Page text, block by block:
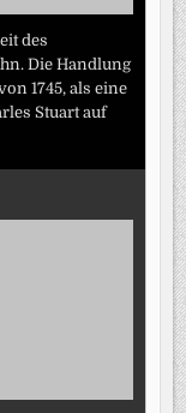
des
Die Handlung
1745, als eine
Stuart auf